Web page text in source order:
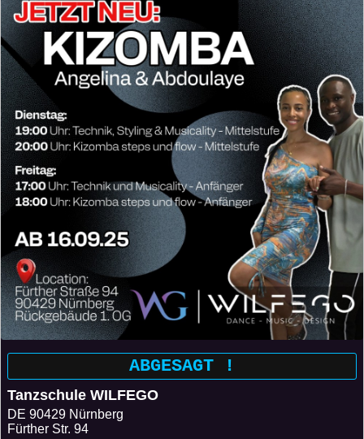
ABGESAGT !
Tanzschule WILFEGO
DE 90429 Nürnberg
Fürther Str. 94